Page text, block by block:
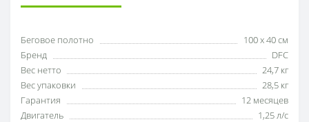
Беговое полотно
100 х 40 см
Бренд
DFC
Вес нетто
24,7 кг
Вес упаковки
28,5 кг
Гарантия
12 месяцев
Двигатель
1,25 л/с